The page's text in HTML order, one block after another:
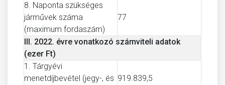
8. Naponta szükséges
járművek száma
(maximum fordaszám)
77
III. 2022. évre vonatkozó számviteli adatok
(ezer Ft)
1. Tárgyévi
menetdíjbevétel (jegy-, és 919.839,5